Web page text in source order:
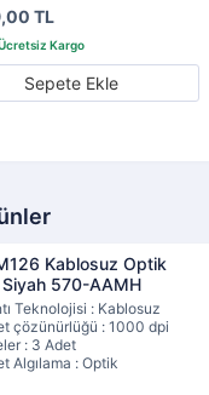
TL
Sepete Ekle
Kablosuz Optik
570-AAMH
Teknolojisi : Kablosuz
çözünürlüğü : 1000 dpi
: 3 Adet
Algılama : Optik